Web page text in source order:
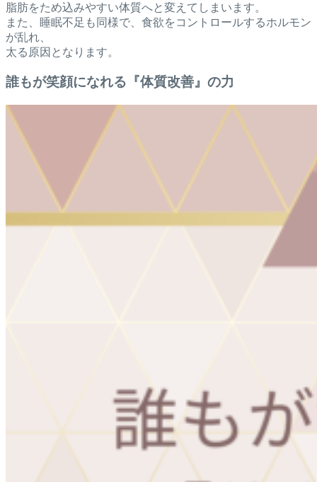
脂肪をため込みやすい体質へと変えてしまいます。
また、睡眠不足も同様で、食欲をコントロールするホルモン
が乱れ、
太る原因となります。
誰もが笑顔になれる『体質改善』の力